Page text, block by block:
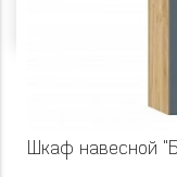
Шкаф навесной